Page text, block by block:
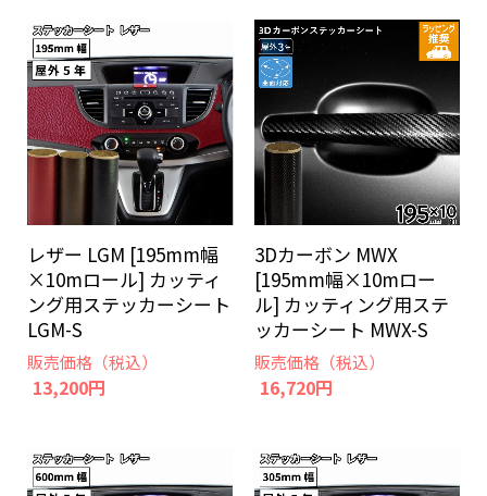
レザー LGM [195mm幅
×10mロール] カッティ
ング用ステッカーシート
LGM-S
販売価格（税込）
13,200円
3Dカーボン MWX
[195mm幅×10mロー
ル] カッティング用ステ
ッカーシート MWX-S
販売価格（税込）
16,720円